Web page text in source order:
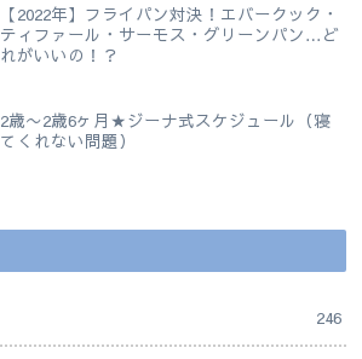
【2022年】フライパン対決！エバークック・
ティファール・サーモス・グリーンパン…ど
れがいいの！？
2歳〜2歳6ヶ月★ジーナ式スケジュール（寝
てくれない問題）
246